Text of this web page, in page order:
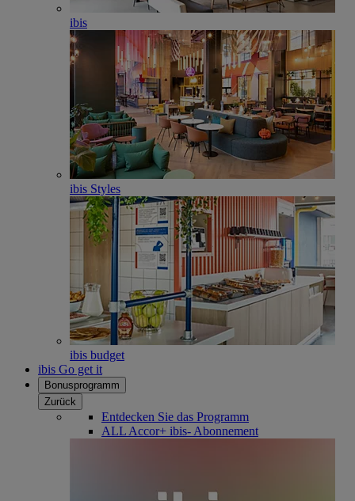
ibis
ibis Styles
ibis budget
ibis Go get it
Bonusprogramm
Zurück
Entdecken Sie das Programm
ALL Accor+ ibis- Abonnement